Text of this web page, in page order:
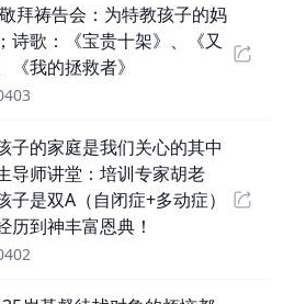
拜祷告会：为特教孩子的妈
诗歌：《宝贵十架》、《又
《我的拯救者》
子的家庭是我们关心的其中
导师讲堂：培训专家胡老
子是双A（自闭症+多动症）
历到神丰富恩典！